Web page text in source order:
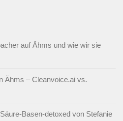
auf Ähms und wie wir sie
Ähms – Cleanvoice.ai vs.
Basen-detoxed von Stefanie